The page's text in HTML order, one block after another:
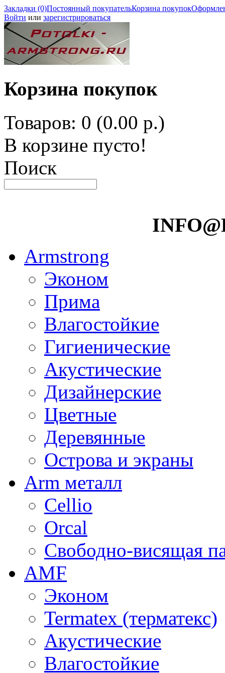
Закладки (0)Постоянный покупательКорзина покупок
Войти или зарегистрироваться
Корзина покупок
Товаров: 0 (0.00 р.)
В корзине пусто!
Поиск
Armstrong
Эконом
Прима
Влагостойкие
Гигиенические
Акустические
Дизайнерские
Цветные
Деревянные
Острова и экраны
Arm металл
Cellio
Orcal
Свободно-висящая
AMF
Эконом
Termatex (терматекс)
Акустические
Влагостойкие